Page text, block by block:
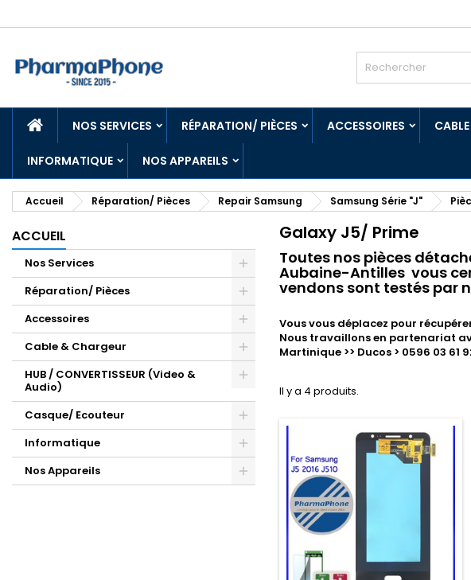
ACCUEILNOS SERVICES RÉPARATION/ PIÈCES ACCESSOIRES
INFORMATIQUE NOS APPAREILS
Accueil Réparation/ Pièces Repair Samsung Samsung Série "J"
ACCUEIL
Nos Services
Réparation/ Pièces
Accessoires
Cable & Chargeur
HUB / CONVERTISSEUR (Video &
Audio)
Casque/ Ecouteur
Informatique
Nos Appareils
Galaxy J5/ Prime
Toutes nos pièces
Aubaine-Antilles vous
vendons sont testés par
Vous vous déplacez pour
Nous travaillons en partenariat
Martinique >> Ducos > 0596 03 61
Il y a 4 produits.